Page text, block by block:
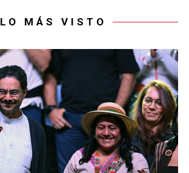
LO MÁS VISTO